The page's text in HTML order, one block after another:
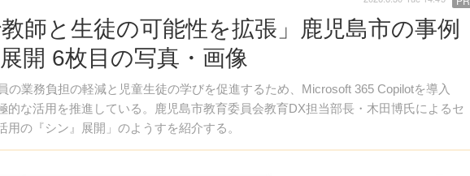
教師と生徒の可能性を拡張」鹿児島市の事例
開 6枚目の写真・画像
業務負担の軽減と児童生徒の学びを促進するため、Microsoft 365 Copilotを導入
的な活用を推進している。鹿児島市教育委員会教育DX担当部長・木田博氏によるセ
用の『シン』展開」のようすを紹介する。